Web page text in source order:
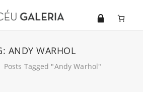
ANDY WARHOL
Posts Tagged "Andy Warhol"